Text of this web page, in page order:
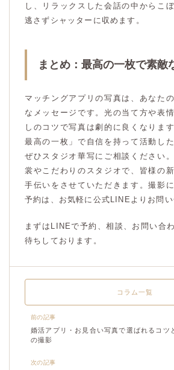
し、リラックスした会話の中からこ
逃さずシャッターに収めます。
まとめ：最高の一枚で素敵
マッチングアプリの写真は、あなた
なメッセージです。光の当て方や表
しのコツで写真は劇的に良くなりま
最高の一枚」で自信を持って活動し
ぜひスタジオ華写にご相談ください
裳やこだわりのスタジオで、皆様の
手伝いをさせていただきます。撮影
予約は、お気軽に公式LINEよりお問い
まずはLINEで予約、相談、お問い合
待ちしております。
前の記事
婚活アプリ・お見合い写真で選ばれるコツ
の撮影
コラム一覧
次の記事